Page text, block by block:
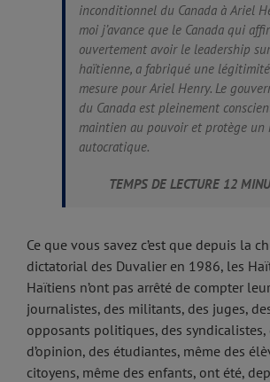
inconditionnel du Canada à Ariel
moi j’avance que le Canada qui
ouvertement avoir le leadership
haïtienne, a fabriqué une
mesure pour Ariel Henry. Le
du Canada est pleinement
maintien au pouvoir et protège un
autocratique.
TEMPS DE LECTURE 12
Ce que vous savez c’est que depuis la
dictatorial des Duvalier en 1986, les
Haïtiens n’ont pas arrêté de compter
journalistes, des militants, des juges,
opposants politiques, des syndicalistes,
d’opinion, des étudiantes, même des
citoyens, même des enfants, ont été,